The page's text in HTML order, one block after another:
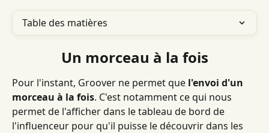
Table des matières
Un morceau à la fois
Pour l'instant, Groover ne permet que l'envoi d'un
morceau à la fois. C'est notamment ce qui nous
permet de l'afficher dans le tableau de bord de
l'influenceur pour qu'il puisse le découvrir dans les